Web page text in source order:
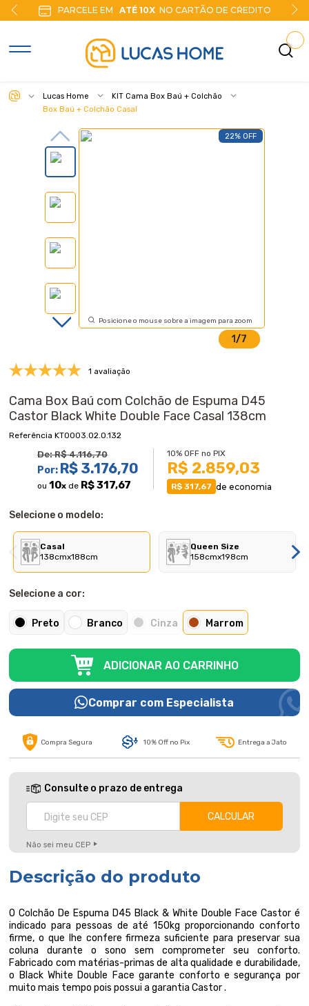
PARCELE EMATÉ 10XNO CARTÃO DE CŔEDITO
Lucas Home
KIT Cama Box Baú + Colchão
Box Baú + Colchão Casal
22% OFF
1/7
Posicione o mouse sobre a imagem para zoom
1 avaliação
Cama Box Baú com Colchão de Espuma D45
Castor Black White Double Face Casal 138cm
KT0003.02.0.132
De:R$ 4.116,70
Por: R$ 3.176,70
ou10x de R$ 317,67
10% OFF no PIX
R$ 2.859,03
R$ 317,67 de economia
Selecione o modelo:
Casal
138cmx188cm
Queen Size
158cmx198cm
Selecione a cor:
Preto Branco Cinza Marrom
ADICIONAR AO CARRINHO
Comprar com Especialista
Compra Segura 10% Off no Pix Entrega a Jato
Consulte o prazo de entrega
Não sei meu CEP
Descrição do produto
O Colchão De Espuma D45 Black & White Double Face Castor é
indicado para pessoas de até 150kg proporcionando conforto
firme, o que lhe confere firmeza suficiente para preservar sua
coluna durante o sono sem comprometer seu conforto.
Fabricado com matérias-primas de alta qualidade e durabilidade,
o Black White Double Face garante conforto e segurança por
muito mais tempo pois possui a garantia Castor .